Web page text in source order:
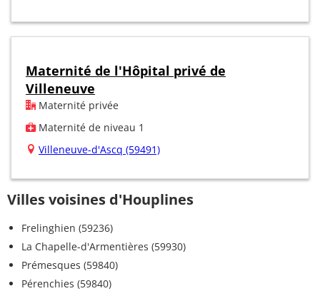
Maternité de l'Hôpital privé de
Villeneuve
Maternité privée
Maternité de niveau 1
Villeneuve-d'Ascq (59491)
Villes voisines d'Houplines
Frelinghien (59236)
La Chapelle-d'Armentières (59930)
Prémesques (59840)
Pérenchies (59840)